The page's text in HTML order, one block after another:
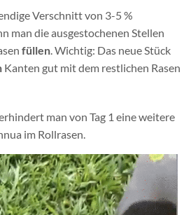
Verschnitt von 3-5 %
man die ausgestochenen Stellen
füllen . Wichtig: Das neue Stück
Kanten gut mit dem restlichen Rasen
man von Tag 1 eine weitere
im Rollrasen.